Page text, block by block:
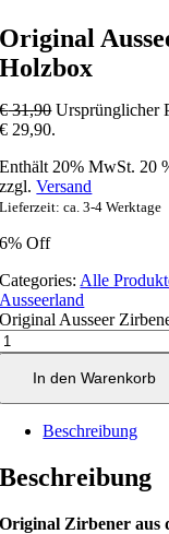
Original
Holzbox
€31,90 Ursprünglicher
€ 29,90.
Enthält 20% MwSt. 20
zzgl.Versand
Lieferzeit: ca. 3-4 Werktage
6% Off
Categories: Alle
Ausseerland
Original Ausseer
In den Warenkorb
Beschreibung
Beschreibung
Original Zirbener aus